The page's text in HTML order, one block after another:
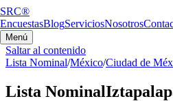
SRC®
EncuestasBlogServiciosNosotros
Menú
Saltar al contenido
Lista Nominal/México/Ciudad de
Lista Nominal